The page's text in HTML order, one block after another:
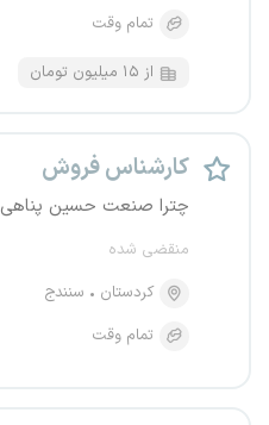
تمام وقت
از ۱۵ میلیون تومان
کارشناس فروش
چترا صنعت حسین پناهی
منقضی شده
کردستان
سنندج
تمام وقت